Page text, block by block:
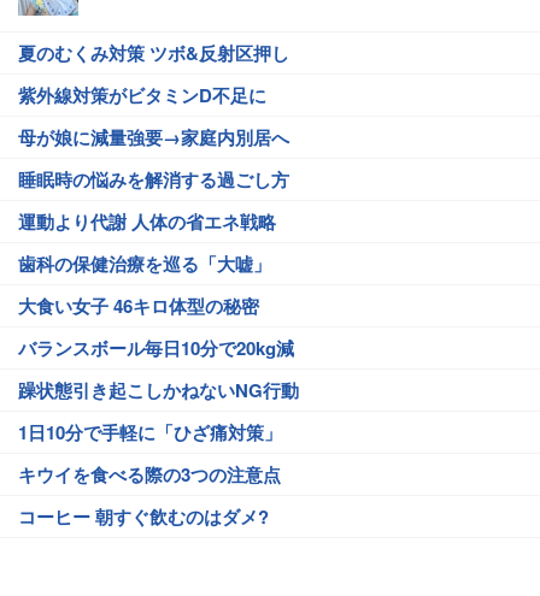
夏のむくみ対策 ツボ&反射区押し
紫外線対策がビタミンD不足に
母が娘に減量強要→家庭内別居へ
睡眠時の悩みを解消する過ごし方
運動より代謝 人体の省エネ戦略
歯科の保健治療を巡る「大嘘」
大食い女子 46キロ体型の秘密
バランスボール毎日10分で20kg減
躁状態引き起こしかねないNG行動
1日10分で手軽に「ひざ痛対策」
キウイを食べる際の3つの注意点
コーヒー 朝すぐ飲むのはダメ?